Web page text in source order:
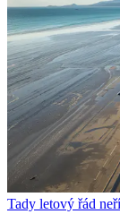
Tady letový řád